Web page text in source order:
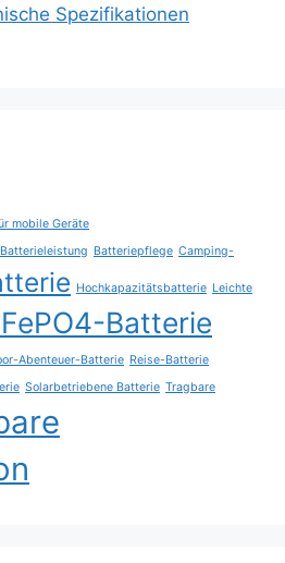
Spezifikationen
mobile Geräte
Batterieleistung Batteriepflege Camping-
Hochkapazitätsbatterie Leichte
Batterie
Abenteuer-Batterie Reise-Batterie
Solarbetriebene Batterie Tragbare